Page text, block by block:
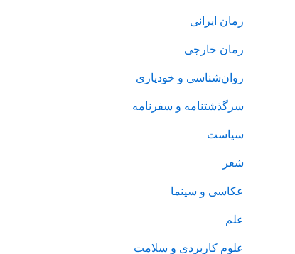
رمان ایرانی
رمان خارجی
روان‌‌شناسی و خودیاری
سرگذشتنامه و سفرنامه
سیاست
شعر
عکاسی و سینما
علم
علوم کاربردی و سلامت